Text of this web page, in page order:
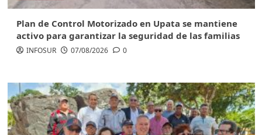
Plan de Control Motorizado en Upata se mantiene
activo para garantizar la seguridad de las familias
INFOSUR 07/08/2026 0